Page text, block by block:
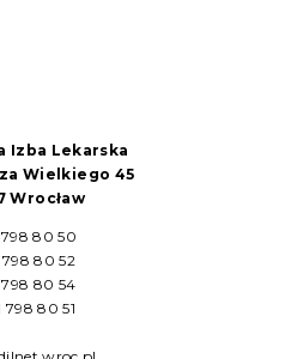
Izba Lekarska
Wielkiego 45
Wrocław
798 80 50
798 80 52
798 80 54
798 80 51